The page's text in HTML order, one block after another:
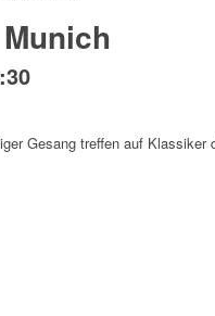
Gesang treffen auf Klassiker